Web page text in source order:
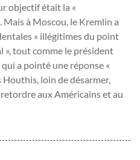
objectif était la «
Mais à Moscou, le Kremlin a
« illégitimes du point
tout comme le président
a pointé une réponse «
loin de désarmer,
aux Américains et au